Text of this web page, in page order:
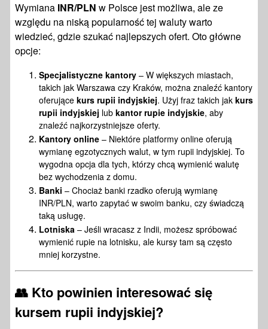
Wymiana INR/PLN w Polsce jest możliwa, ale ze
względu na niską popularność tej waluty warto
wiedzieć, gdzie szukać najlepszych ofert. Oto główne
opcje:
Specjalistyczne kantory – W większych miastach,
takich jak Warszawa czy Kraków, można znaleźć kantory
oferujące kurs rupii indyjskiej. Użyj fraz takich jak kurs
rupii indyjskiej lub kantor rupie indyjskie, aby
znaleźć najkorzystniejsze oferty.
Kantory online – Niektóre platformy online oferują
wymianę egzotycznych walut, w tym rupii indyjskiej. To
wygodna opcja dla tych, którzy chcą wymienić walutę
bez wychodzenia z domu.
Banki – Chociaż banki rzadko oferują wymianę
INR/PLN, warto zapytać w swoim banku, czy świadczą
taką usługę.
Lotniska – Jeśli wracasz z Indii, możesz spróbować
wymienić rupie na lotnisku, ale kursy tam są często
mniej korzystne.
👥 Kto powinien interesować się
kursem rupii indyjskiej?